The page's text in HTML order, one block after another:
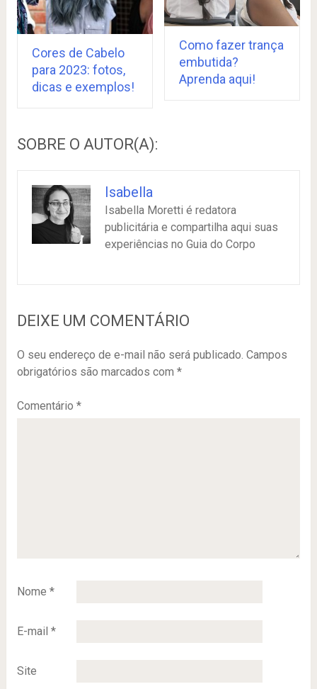
Cores de Cabelo
para 2023: fotos,
dicas e exemplos!
Como fazer trança
embutida?
Aprenda aqui!
SOBRE O AUTOR(A):
Isabella
Isabella Moretti é redatora
publicitária e compartilha aqui suas
experiências no Guia do Corpo
DEIXE UM COMENTÁRIO
O seu endereço de e-mail não será publicado. Campos
obrigatórios são marcados com *
Comentário *
Nome *
E-mail *
Site